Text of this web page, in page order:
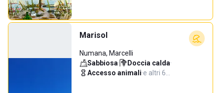
Marisol
Numana, Marcelli
Sabbiosa· Doccia calda·
Accesso animali·e altri 6…